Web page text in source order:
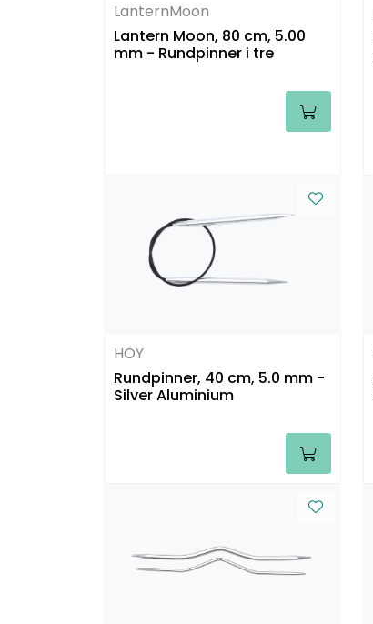
LanternMoon
Lantern Moon, 80 cm, 5.00
mm - Rundpinner i tre
HOY
Rundpinner, 40 cm, 5.0 mm -
Silver Aluminium